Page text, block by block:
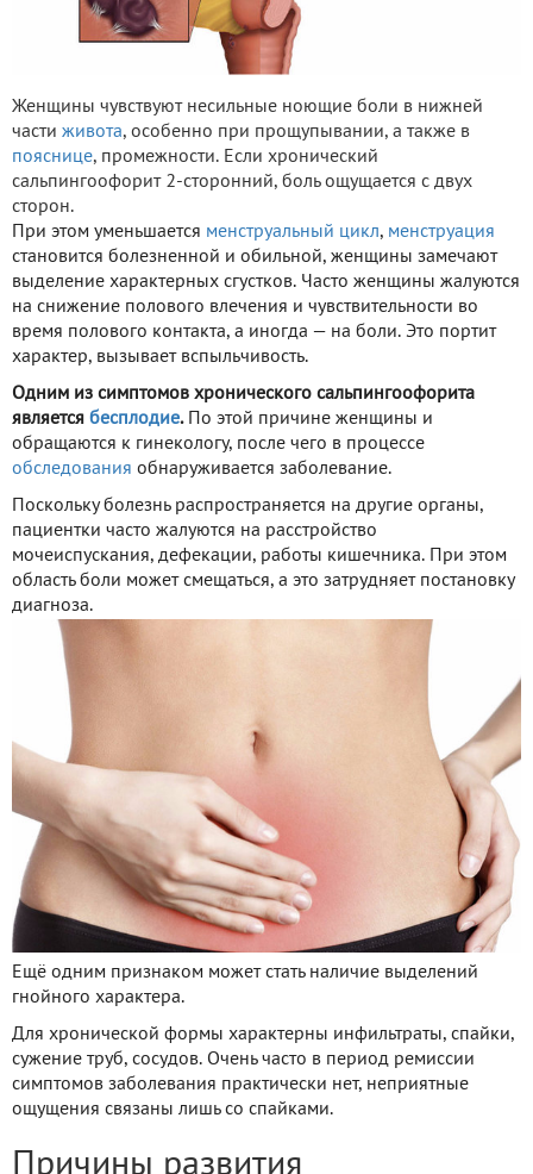
Женщины чувствуют несильные ноющие боли в нижней
части живота, особенно при прощупывании, а также в
пояснице, промежности. Если хронический
сальпингоофорит 2-сторонний, боль ощущается с двух
сторон.
При этом уменьшается менструальный цикл, менструация
становится болезненной и обильной, женщины замечают
выделение характерных сгустков. Часто женщины жалуются
на снижение полового влечения и чувствительности во
время полового контакта, а иногда — на боли. Это портит
характер, вызывает вспыльчивость.
Одним из симптомов хронического сальпингоофорита
является бесплодие.По этой причине женщины и
обращаются к гинекологу, после чего в процессе
обследования обнаруживается заболевание.
Поскольку болезнь распространяется на другие органы,
пациентки часто жалуются на расстройство
мочеиспускания, дефекации, работы кишечника. При этом
область боли может смещаться, а это затрудняет постановку
диагноза.
Ещё одним признаком может стать наличие выделений
гнойного характера.
Для хронической формы характерны инфильтраты, спайки,
сужение труб, сосудов. Очень часто в период ремиссии
симптомов заболевания практически нет, неприятные
ощущения связаны лишь со спайками.
Причины развития